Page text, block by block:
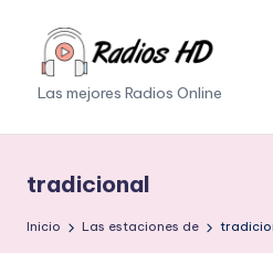
Saltar
contenidoLas mejores Radios Online
tradicional
Inicio Las estaciones de